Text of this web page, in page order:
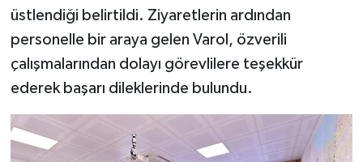
üstlendiği belirtildi. Ziyaretlerin ardından
personelle bir araya gelen Varol, özverili
çalışmalarından dolayı görevlilere teşekkür
ederek başarı dileklerinde bulundu.